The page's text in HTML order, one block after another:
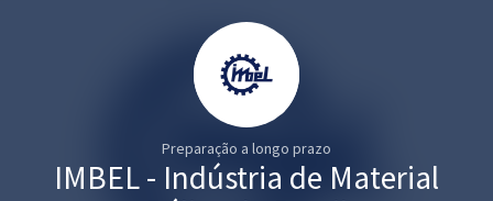
Preparação a longo prazo
IMBEL - Indústria de Material